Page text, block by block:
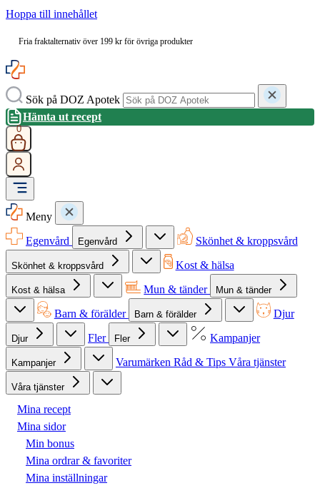
Hoppa till innehållet
Fria fraktalternativ över 199 kr för övriga produkter
Sök på DOZ Apotek
Hämta ut recept
0
Meny
Egenvård
Egenvård Skönhet & kroppsvård
Skönhet & kroppsvård Kost & hälsa
Kost & hälsa Mun & tänder Mun & tänder
Barn & förälder Barn & förälder Djur
Djur Fler Fler Kampanjer
Kampanjer Varumärken Råd & Tips Våra tjänster
Våra tjänster
Mina recept
Mina sidor
Min bonus
Mina ordrar & favoriter
Mina inställningar